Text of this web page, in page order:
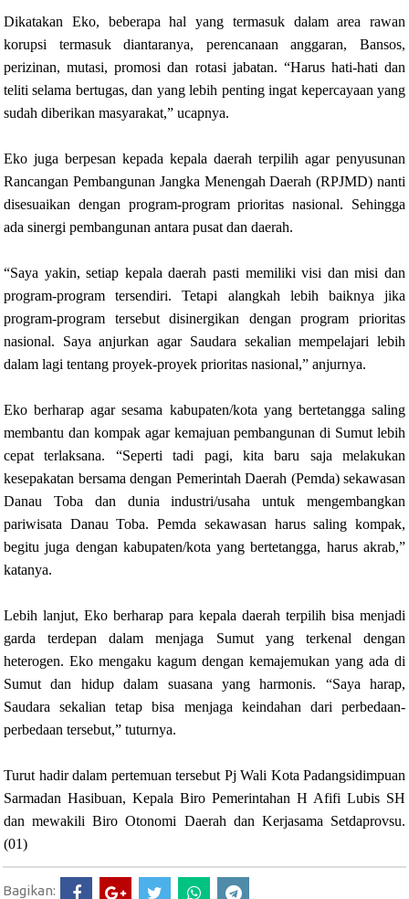
Dikatakan Eko, beberapa hal yang termasuk dalam area rawan
korupsi termasuk diantaranya, perencanaan anggaran, Bansos,
perizinan, mutasi, promosi dan rotasi jabatan. “Harus hati-hati dan
teliti selama bertugas, dan yang lebih penting ingat kepercayaan yang
sudah diberikan masyarakat,” ucapnya.
Eko juga berpesan kepada kepala daerah terpilih agar penyusunan
Rancangan Pembangunan Jangka Menengah Daerah (RPJMD) nanti
disesuaikan dengan program-program prioritas nasional. Sehingga
ada sinergi pembangunan antara pusat dan daerah.
“Saya yakin, setiap kepala daerah pasti memiliki visi dan misi dan
program-program tersendiri. Tetapi alangkah lebih baiknya jika
program-program tersebut disinergikan dengan program prioritas
nasional. Saya anjurkan agar Saudara sekalian mempelajari lebih
dalam lagi tentang proyek-proyek prioritas nasional,” anjurnya.
Eko berharap agar sesama kabupaten/kota yang bertetangga saling
membantu dan kompak agar kemajuan pembangunan di Sumut lebih
cepat terlaksana. “Seperti tadi pagi, kita baru saja melakukan
kesepakatan bersama dengan Pemerintah Daerah (Pemda) sekawasan
Danau Toba dan dunia industri/usaha untuk mengembangkan
pariwisata Danau Toba. Pemda sekawasan harus saling kompak,
begitu juga dengan kabupaten/kota yang bertetangga, harus akrab,”
katanya.
Lebih lanjut, Eko berharap para kepala daerah terpilih bisa menjadi
garda terdepan dalam menjaga Sumut yang terkenal dengan
heterogen. Eko mengaku kagum dengan kemajemukan yang ada di
Sumut dan hidup dalam suasana yang harmonis. “Saya harap,
Saudara sekalian tetap bisa menjaga keindahan dari perbedaan-
perbedaan tersebut,” tuturnya.
Turut hadir dalam pertemuan tersebut Pj Wali Kota Padangsidimpuan
Sarmadan Hasibuan, Kepala Biro Pemerintahan H Afifi Lubis SH
dan mewakili Biro Otonomi Daerah dan Kerjasama Setdaprovsu.
(01)
Bagikan: